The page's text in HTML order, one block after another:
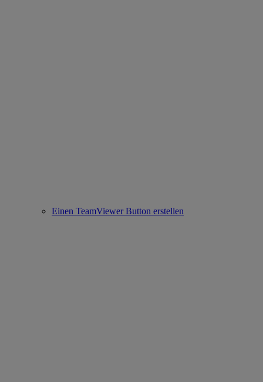
Einen TeamViewer Button erstellen